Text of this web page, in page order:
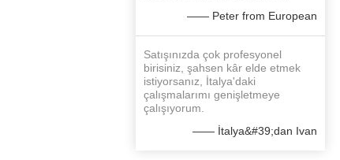
—— Peter from European
Satışınızda çok profesyonel
birisiniz, şahsen kâr elde etmek
istiyorsanız, İtalya'daki
çalışmalarımı genişletmeye
çalışıyorum.
—— İtalya&#39;dan Ivan